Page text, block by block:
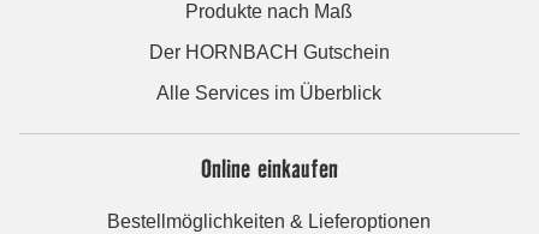
Produkte nach Maß
Der HORNBACH Gutschein
Alle Services im Überblick
Online einkaufen
Bestellmöglichkeiten & Lieferoptionen